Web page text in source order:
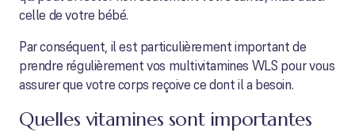
celle de votre bébé.
Par conséquent, il est particulièrement important de
prendre régulièrement vos multivitamines WLS pour vous
assurer que votre corps reçoive ce dont il a besoin.
Quelles vitamines sont importantes